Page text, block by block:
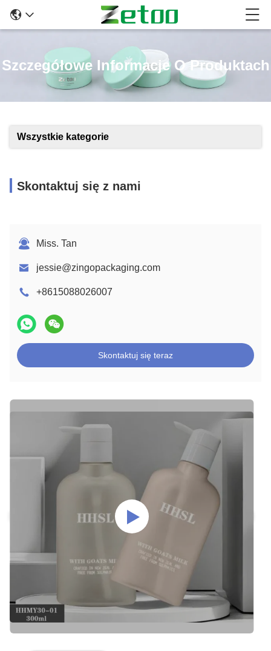
Szczegółowe Informacje O Produktach
Wszystkie kategorie
Skontaktuj się z nami
Miss. Tan
jessie@zingopackaging.com
+8615088026007
Skontaktuj się teraz